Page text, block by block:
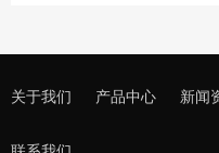
关于我们 产品中心 新闻